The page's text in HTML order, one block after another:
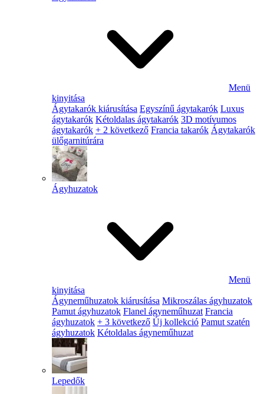
Menü
kinyitása
Ágytakarók kiárusítása Egyszínű ágytakarók Luxus
ágytakarók Kétoldalas ágytakarók 3D motívumos
ágytakarók + 2 következő Francia takarók Ágytakarók
ülőgarnitúrára
Ágyhuzatok
Menü
kinyitása
Ágyneműhuzatok kiárusítása Mikroszálas ágyhuzatok
Pamut ágyhuzatok Flanel ágyneműhuzat Francia
ágyhuzatok + 3 következő Új kollekció Pamut szatén
ágyhuzatok Kétoldalas ágyneműhuzat
Lepedők